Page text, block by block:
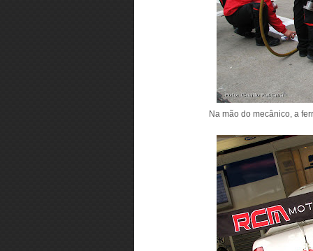
Na mão do mecânico, a